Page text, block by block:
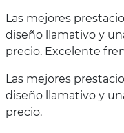
Las mejores
diseño llamativo y
precio. Excelente
Las mejores
diseño llamativo y
precio.